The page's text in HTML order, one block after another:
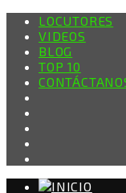
LOCUTORES
VIDEOS
BLOG
TOP 10